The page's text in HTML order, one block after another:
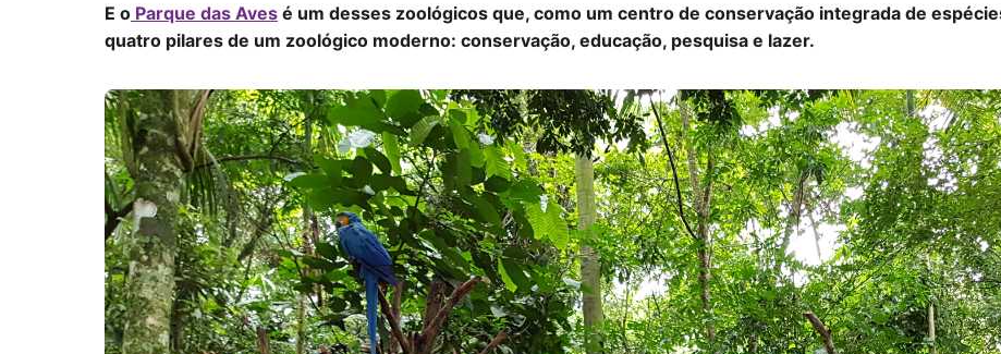
E o Parque das Aves é um desses zoológicos que, como um centro de conservação integrada de
quatro pilares de um zoológico moderno: conservação, educação, pesquisa e lazer.